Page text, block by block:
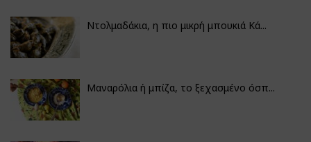
Ντολμαδάκια, η πιο μικρή μπουκιά Κά...
Μαναρόλια ή μπίζα, το ξεχασμένο όσπ...